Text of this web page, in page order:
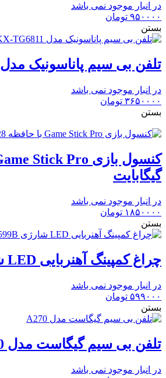
در انبار موجود نمی باشد
۹۵۰۰۰۰ تومان
بستن
تلفن بی سیم پاناسونیک مدل KX-TG6811
در انبار موجود نمی باشد
۳۶۵۰۰۰۰ تومان
بستن
گیگابایت
در انبار موجود نمی باشد
۱۸۵۰۰۰۰ تومان
بستن
چراغ کمپینگ آهنربایی LED شارژی W599B
در انبار موجود نمی باشد
۵۹۹۰۰۰ تومان
بستن
تلفن بی سیم گیگاست مدل A270
در انبار موجود نمی باشد